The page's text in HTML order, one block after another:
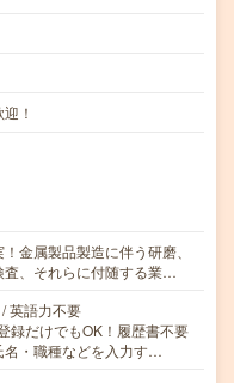
！
金属製品製造に伴う研磨、
査、それらに付随する業…
英語力不要
録だけでもOK！履歴書不要
・職種などを入力す…